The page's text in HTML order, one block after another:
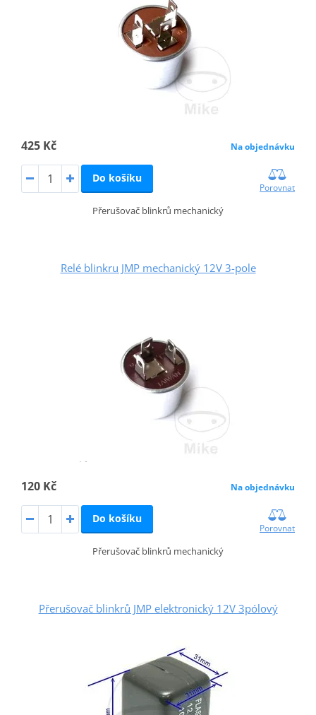
425 Kč Na objednávku
Do košíku
Porovnat
Přerušovač blinkrů mechanický
Relé blinkru JMP mechanický 12V 3-pole
120 Kč Na objednávku
Do košíku
Porovnat
Přerušovač blinkrů mechanický
Přerušovač blinkrů JMP elektronický 12V 3pólový